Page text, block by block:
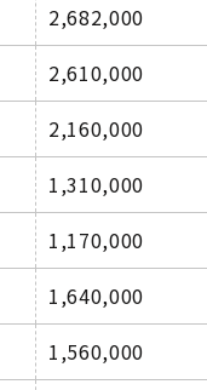
2,682,000
2,610,000
2,160,000
1,310,000
1,170,000
1,640,000
1,560,000